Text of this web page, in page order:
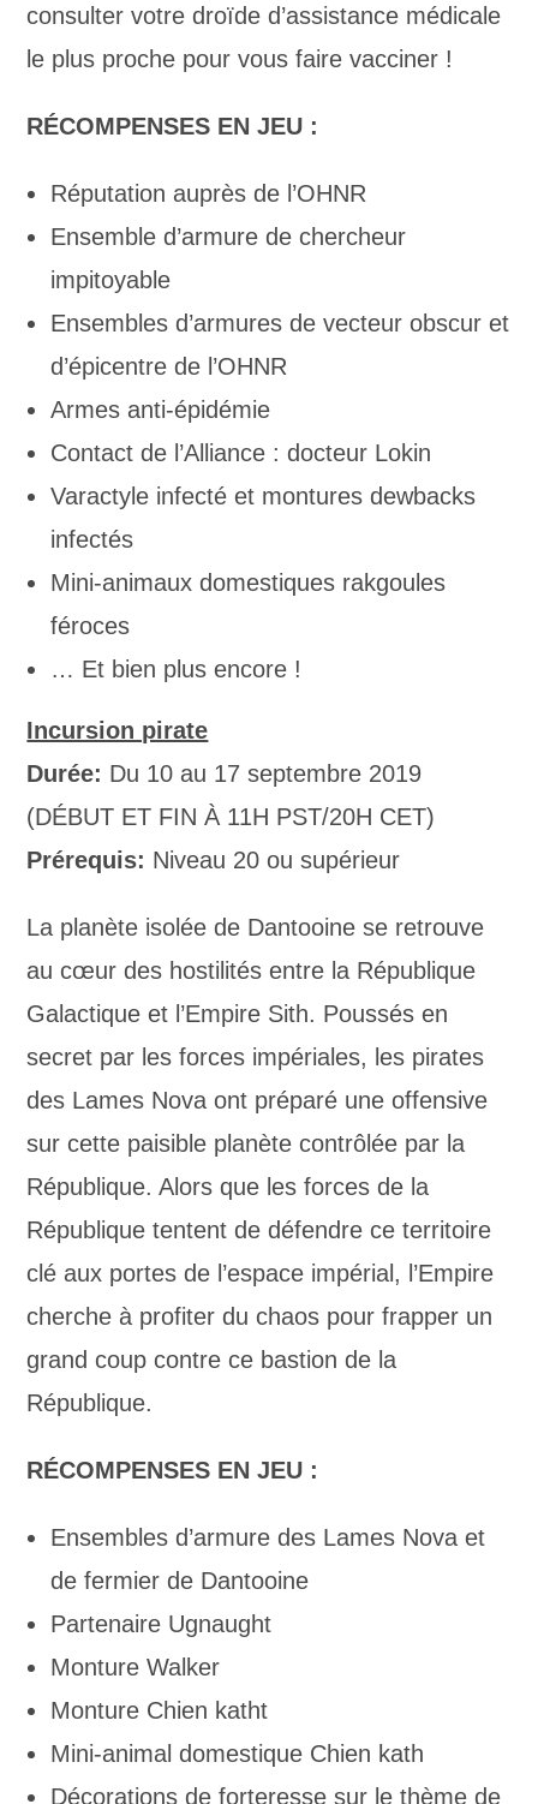
consulter votre droïde d’assistance médicale
le plus proche pour vous faire vacciner !
RÉCOMPENSES EN JEU :
Réputation auprès de l’OHNR
Ensemble d’armure de chercheur
impitoyable
Ensembles d’armures de vecteur obscur et
d’épicentre de l’OHNR
Armes anti-épidémie
Contact de l’Alliance : docteur Lokin
Varactyle infecté et montures dewbacks
infectés
Mini-animaux domestiques rakgoules
féroces
… Et bien plus encore !
Incursion pirate
Durée: Du 10 au 17 septembre 2019
(DÉBUT ET FIN À 11H PST/20H CET)
Prérequis: Niveau 20 ou supérieur
La planète isolée de Dantooine se retrouve
au cœur des hostilités entre la République
Galactique et l’Empire Sith. Poussés en
secret par les forces impériales, les pirates
des Lames Nova ont préparé une offensive
sur cette paisible planète contrôlée par la
République. Alors que les forces de la
République tentent de défendre ce territoire
clé aux portes de l’espace impérial, l’Empire
cherche à profiter du chaos pour frapper un
grand coup contre ce bastion de la
République.
RÉCOMPENSES EN JEU :
Ensembles d’armure des Lames Nova et
de fermier de Dantooine
Partenaire Ugnaught
Monture Walker
Monture Chien katht
Mini-animal domestique Chien kath
Décorations de forteresse sur le thème de